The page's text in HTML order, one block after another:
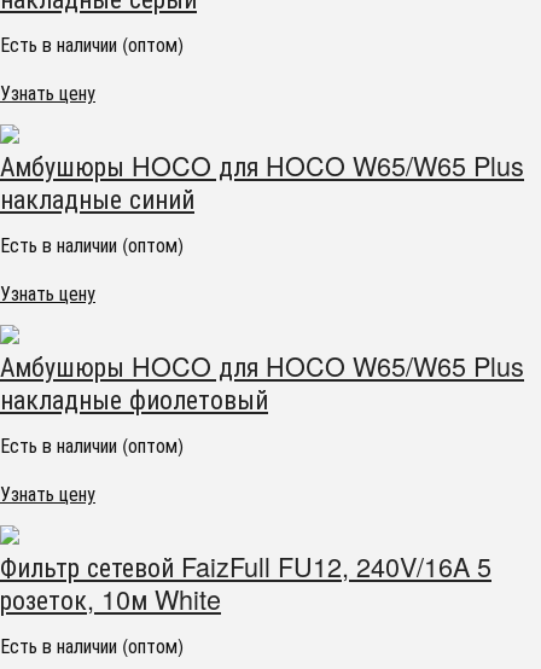
Есть в наличии (оптом)
Узнать цену
Амбушюры HOCO для HOCO W65/W65 Plus
накладные синий
Есть в наличии (оптом)
Узнать цену
Амбушюры HOCO для HOCO W65/W65 Plus
накладные фиолетовый
Есть в наличии (оптом)
Узнать цену
Фильтр сетевой FaizFull FU12, 240V/16A 5
розеток, 10м White
Есть в наличии (оптом)